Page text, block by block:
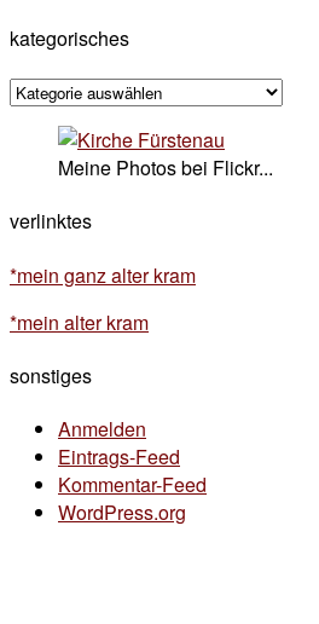
kategorisches
kategorisches
Meine Photos bei Flickr...
verlinktes
*mein ganz alter kram
*mein alter kram
sonstiges
Anmelden
Eintrags-Feed
Kommentar-Feed
WordPress.org